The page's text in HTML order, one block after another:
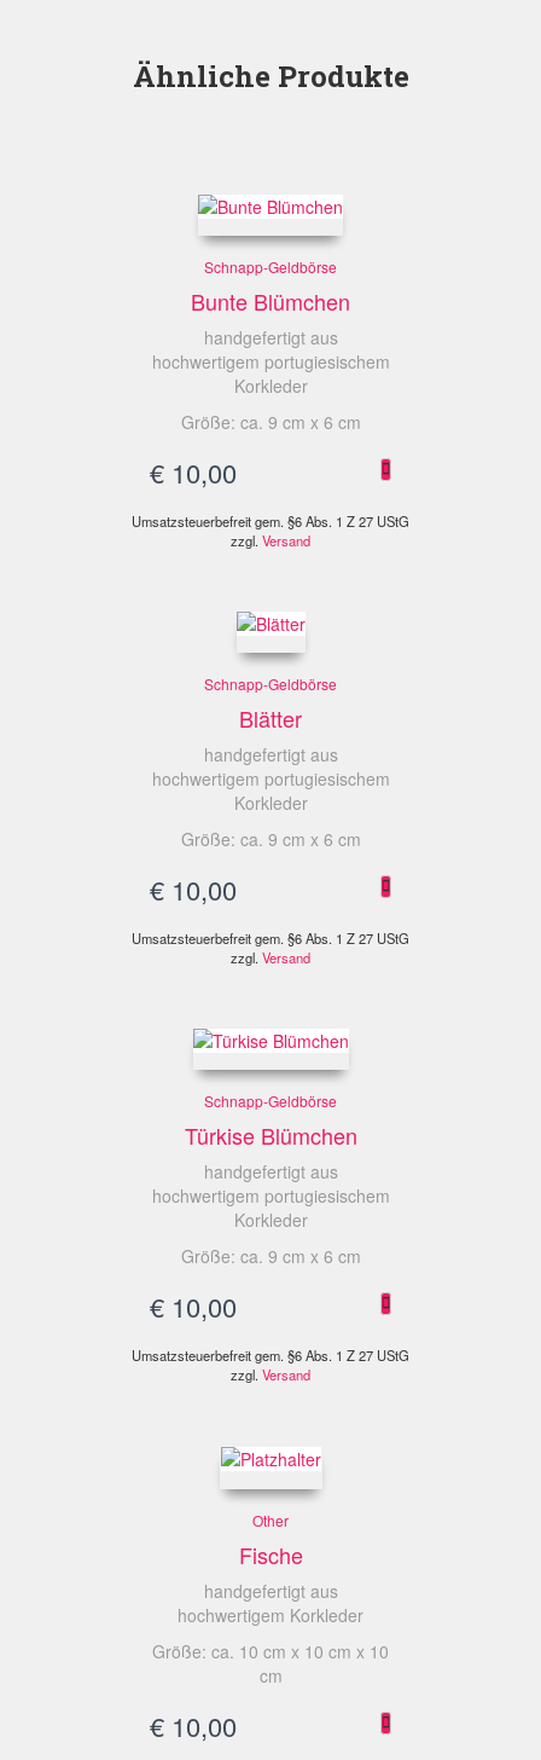
Ähnliche Produkte
Schnapp-Geldbörse
Bunte Blümchen
handgefertigt aus
hochwertigem portugiesischem
Korkleder
Größe: ca. 9 cm x 6 cm
€ 10,00
Umsatzsteuerbefreit gem. §6 Abs. 1 Z 27 UStG
zzgl. Versand
Schnapp-Geldbörse
Blätter
handgefertigt aus
hochwertigem portugiesischem
Korkleder
Größe: ca. 9 cm x 6 cm
€ 10,00
Umsatzsteuerbefreit gem. §6 Abs. 1 Z 27 UStG
zzgl. Versand
Schnapp-Geldbörse
Türkise Blümchen
handgefertigt aus
hochwertigem portugiesischem
Korkleder
Größe: ca. 9 cm x 6 cm
€ 10,00
Umsatzsteuerbefreit gem. §6 Abs. 1 Z 27 UStG
zzgl. Versand
Other
Fische
handgefertigt aus
hochwertigem Korkleder
Größe: ca. 10 cm x 10 cm x 10
cm
€ 10,00